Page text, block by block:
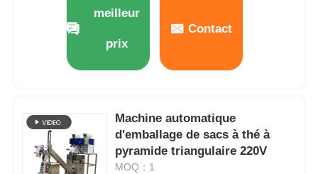
meilleur
prix
Contact
Machine automatique
d'emballage de sacs à thé à
pyramide triangulaire 220V
MOQ：1